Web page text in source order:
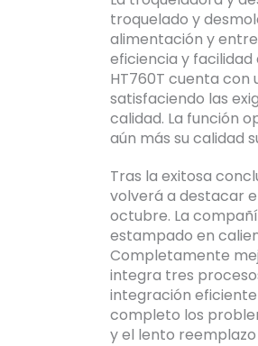
troquelado y
alimentación y
eficiencia y
HT760T cuenta con
satisfaciendo las
calidad. La función
aún más su calidad
Tras la exitosa
volverá a destacar
octubre. La
estampado en
Completamente
integra tres
integración
completo los
y el lento